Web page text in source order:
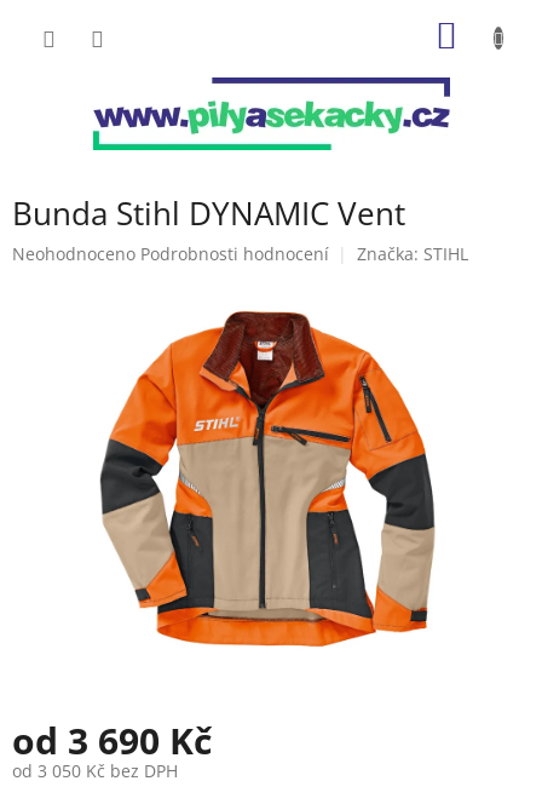
Bunda Stihl DYNAMIC Vent
Průměrné
Neohodnoceno Podrobnosti hodnocení Značka: STIHL
od 3 690 Kč
od 3 050 Kč bez DPH